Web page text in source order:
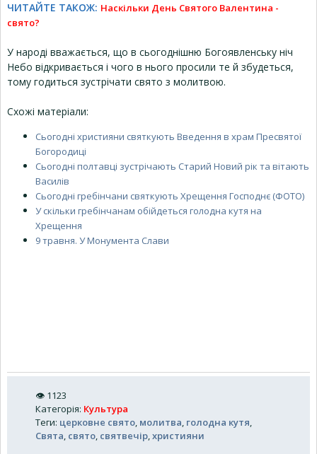
ЧИТАЙТЕ ТАКОЖ: Наскільки День Святого Валентина -
свято?
У народі вважається, що в сьогоднішню Богоявленську ніч
Небо відкривається і чого в нього просили те й збудеться,
тому годиться зустрічати свято з молитвою.
Схожі матеріали:
Сьогодні християни святкують Введення в храм Пресвятої
Богородиці
Сьогодні полтавці зустрічають Старий Новий рік та вітають
Василів
Сьогодні гребінчани святкують Хрещення Господнє (ФОТО)
У скільки гребінчанам обійдеться голодна кутя на
Хрещення
9 травня. У Монумента Слави
👁 1123
Категорія: Культура
Теги: церковне свято молитва голодна кутя
Свята свято святвечір християни